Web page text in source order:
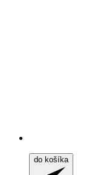
do košíka